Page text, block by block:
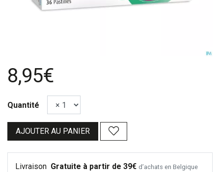
8,95€
Quantité
AJOUTER AU PANIER
Livraison Gratuite à partir de 39€ d’achats en Belgique